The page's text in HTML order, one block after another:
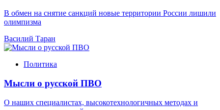
В обмен на снятие санкций новые территории России лишили
олимпизма
Василий Таран
Политика
Мысли о русской ПВО
О наших специалистах, высокотехнологичных методах и